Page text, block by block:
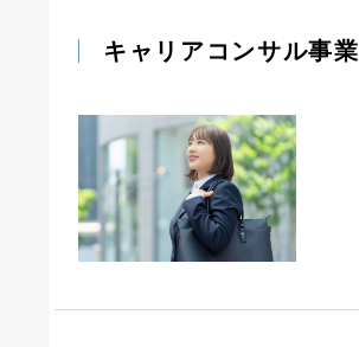
キャリアコンサル事業